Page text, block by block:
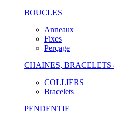
BOUCLES
Anneaux
Fixes
Perçage
CHAINES, BRACELETS
COLLIERS
Bracelets
PENDENTIF